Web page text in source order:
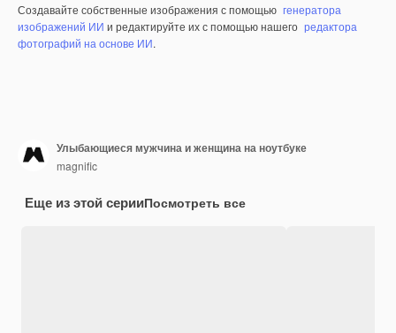
Создавайте собственные изображения с помощью генератора
изображений ИИ и редактируйте их с помощью нашего редактора
фотографий на основе ИИ.
Улыбающиеся мужчина и женщина на ноутбуке
magnific
Еще из этой серииПосмотреть все